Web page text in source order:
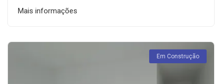
Mais informações
Em Construção